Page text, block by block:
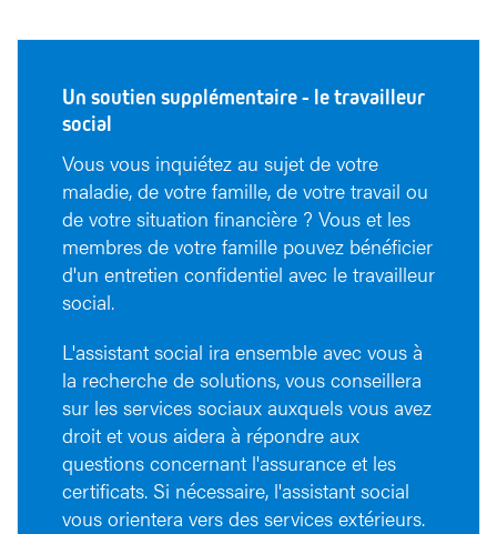
Un soutien supplémentaire - le travailleur
social
Vous vous inquiétez au sujet de votre
maladie, de votre famille, de votre travail ou
de votre situation financière ? Vous et les
membres de votre famille pouvez bénéficier
d'un entretien confidentiel avec le travailleur
social.
L'assistant social ira ensemble avec vous à
la recherche de solutions, vous conseillera
sur les services sociaux auxquels vous avez
droit et vous aidera à répondre aux
questions concernant l'assurance et les
certificats. Si nécessaire, l'assistant social
vous orientera vers des services extérieurs.